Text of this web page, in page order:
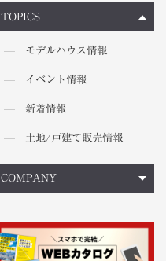
TOPICS
モデルハウス情報
イベント情報
新着情報
土地/戸建て販売情報
COMPANY